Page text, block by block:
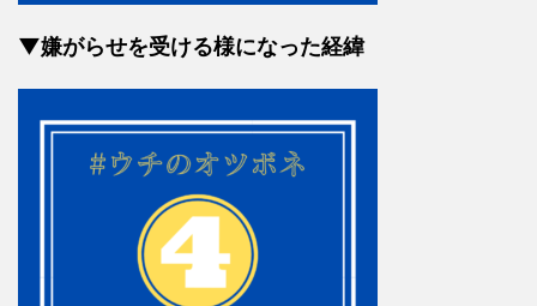
▼嫌がらせを受ける様になった経緯